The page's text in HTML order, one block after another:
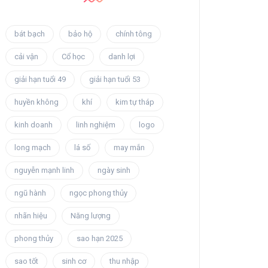
bát bạch bảo hộ chính tông
cải vận Cổ học danh lợi
giải hạn tuổi 49 giải hạn tuổi 53
huyền không khí kim tự tháp
kinh doanh linh nghiệm logo
long mạch lá số may mắn
nguyễn mạnh linh ngày sinh
ngũ hành ngọc phong thủy
nhãn hiệu Năng lượng
phong thủy sao hạn 2025
sao tốt sinh cơ thu nhập